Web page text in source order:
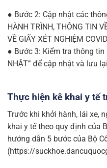
● Bước 2: Cập nhật các
HÀNH TRÌNH, THÔNG TIN
VỀ GIẤY XÉT NGHIỆM
● Bước 3: Kiểm tra thông tin
NHẬT” để cập nhật và lưu
Thực hiện kê khai y tế
Trước khi khởi hành, lái xe,
khai y tế theo quy định của
hướng dẫn 5 bước của Bộ
(https://